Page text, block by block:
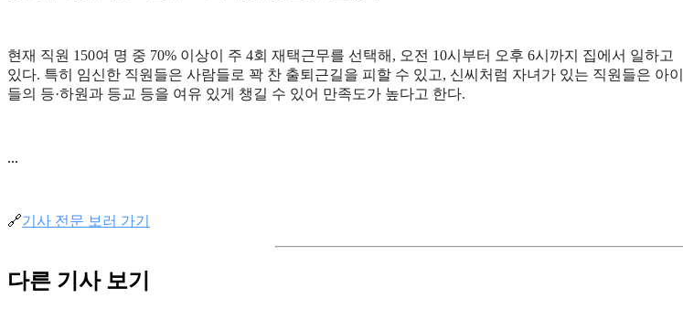
현재 직원 150여 명 중 70% 이상이 주 4회 재택근무를 선택해, 오전 10시부터 오후 6시까지 집에서 일하고
있다. 특히 임신한 직원들은 사람들로 꽉 찬 출퇴근길을 피할 수 있고, 신씨처럼 자녀가 있는 직원들은 아이
들의 등·하원과 등교 등을 여유 있게 챙길 수 있어 만족도가 높다고 한다.
...
🔗기사 전문 보러 가기
다른 기사 보기